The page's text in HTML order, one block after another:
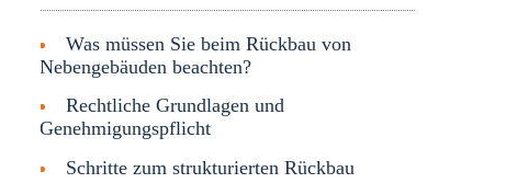
Was müssen Sie beim Rückbau von
Nebengebäuden beachten?
Rechtliche Grundlagen und
Genehmigungspflicht
Schritte zum strukturierten Rückbau